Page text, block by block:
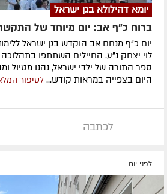
יומא דהילולא בגן ישראל
ברוח כ"ף אב: יום מיוחד של
יום כ"ף מנחם אב הוקדש בגן ישראל
לוי יצחק נ"ע. החיילים השתתפו
ספר התורה של ילדי ישראל, נהנו מטיול
היום בצפייה במראות קודש... לסיפור
לכתבה
לפני יום